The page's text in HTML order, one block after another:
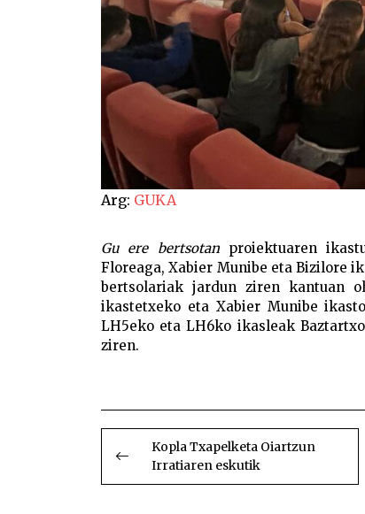
Arg: GUKA
Gu ere bertsotanproiektuaren
Floreaga, Xabier Munibe eta Bizilore
bertsolariak jardun ziren kantuan
ikastetxeko eta Xabier Munibe
LH5eko eta LH6ko ikasleak
ziren.
BIDALKETETAN
ZEHAR
NABIGATU
Kopla Txapelketa Oiartzun
Irratiaren eskutik